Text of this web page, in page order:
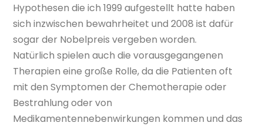
Hypothesen die ich 1999 aufgestellt hatte haben
sich inzwischen bewahrheitet und 2008 ist dafür
sogar der Nobelpreis vergeben worden.
Natürlich spielen auch die vorausgegangenen
Therapien eine große Rolle, da die Patienten oft
mit den Symptomen der Chemotherapie oder
Bestrahlung oder von
Medikamentennebenwirkungen kommen und das